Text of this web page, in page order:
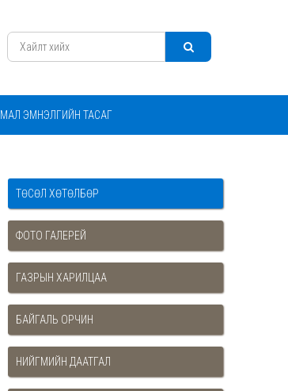
МАЛ ЭМНЭЛГИЙН ТАСАГ
ТӨСӨЛ ХӨТӨЛБӨР
ФОТО ГАЛЕРЕЙ
ГАЗРЫН ХАРИЛЦАА
БАЙГАЛЬ ОРЧИН
НИЙГМИЙН ДААТГАЛ